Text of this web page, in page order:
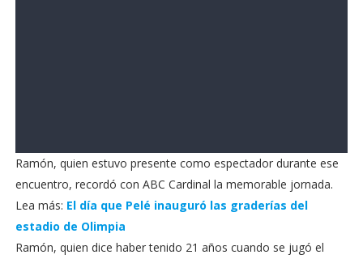
Ramón, quien estuvo presente como espectador durante ese
encuentro, recordó con ABC Cardinal la memorable jornada.
Lea más: El día que Pelé inauguró las graderías del
estadio de Olimpia
Ramón, quien dice haber tenido 21 años cuando se jugó el